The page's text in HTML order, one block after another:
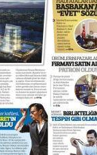
SABUNCUOĞLU
köşe taşları
2026 Pazartesi
GÜLERCİ
ERKON’da
yukarı taşırken,
aşağı
çekmemeli!
BOZKURT